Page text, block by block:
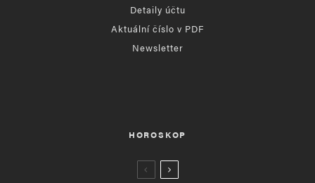
Detaily účtu
Aktuální číslo v PDF
Newsletter
HOROSKOP